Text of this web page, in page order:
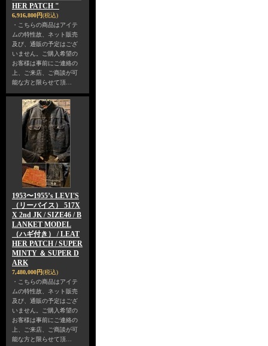
HER PATCH "
6,916,800円(税込)
・こちらの商品はアイテ
ムの特性故、ネット販売
及び、通販の予定はござ
いません。ご購入希望の
お客様は事前にご連絡の
上、ご来店、ご商談が可
能な方と限らせて頂…
1953〜1955’s LEVI'S
（リーバイス） 517X
X 2nd JK / SIZE46 / B
LANKET MODEL
（ハギ付き） / LEAT
HER PATCH / SUPER
MINTY ＆ SUPER D
ARK
7,480,000円(税込)
・こちらの商品はアイテ
ムの特性故、ネット販売
及び、通販の予定はござ
いません。ご購入希望の
お客様は事前にご連絡の
上、ご来店、ご商談が可
能な方と限らせて頂…